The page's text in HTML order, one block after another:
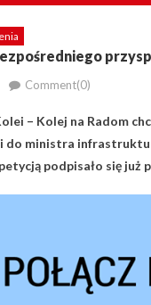
Comment(0)
– Kolej na Radom
do ministra
podpisało się już